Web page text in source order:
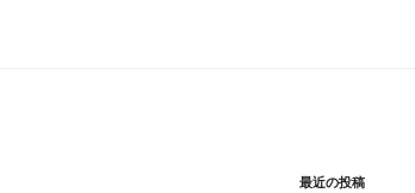
最近の投稿